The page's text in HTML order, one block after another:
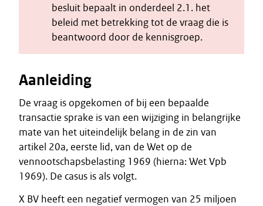
besluit bepaalt in onderdeel 2.1. het
beleid met betrekking tot de vraag die is
beantwoord door de kennisgroep.
Aanleiding
De vraag is opgekomen of bij een bepaalde
transactie sprake is van een wijziging in belangrijke
mate van het uiteindelijk belang in de zin van
artikel 20a, eerste lid, van de Wet op de
vennootschapsbelasting 1969 (hierna: Wet Vpb
1969). De casus is als volgt.
X BV heeft een negatief vermogen van 25 miljoen